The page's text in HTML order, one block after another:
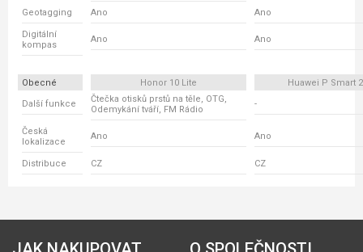
Geotagging Ano Ano
Digitální
kompas
Ano Ano
Obecné Honor 10 Lite
Huawei P Smart
Další funkce
Čtečka otisků prstů na těle, OTG,
Odemykání tváří, FM Rádio
-
Česká
lokalizace
Ano Ano
Distribuce CZ CZ